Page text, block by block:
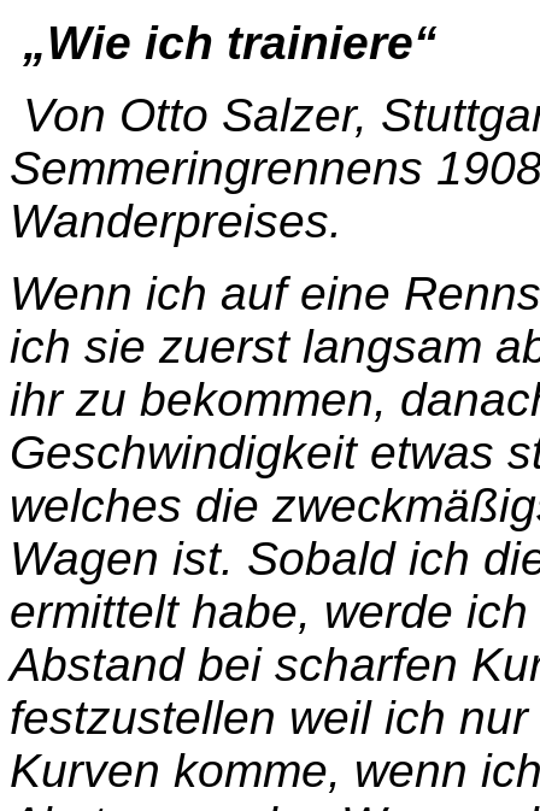
„Wie ich trainiere“
Von Otto Salzer,
Semmeringrennens
Wanderpreises.
Wenn ich auf eine
ich sie zuerst langsam
ihr zu bekommen,
Geschwindigkeit etwas
welches die
Wagen ist. Sobald ich
ermittelt habe, werde
Abstand bei scharfen
festzustellen weil ich
Kurven komme, wenn